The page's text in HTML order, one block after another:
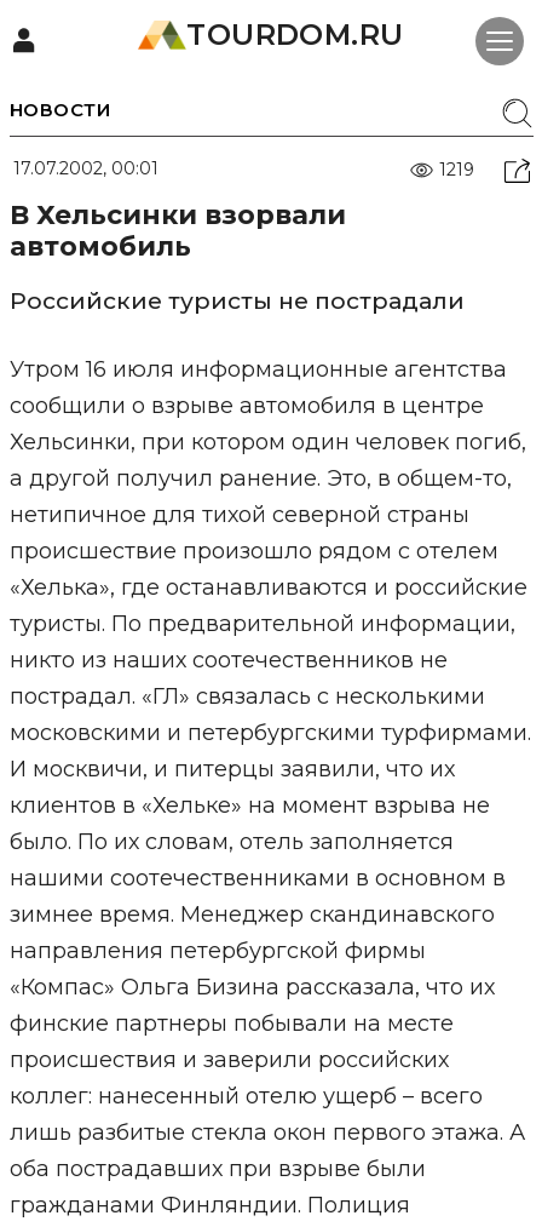
TOURDOM.RU
НОВОСТИ
17.07.2002, 00:01 1219
В Хельсинки взорвали
автомобиль
Российские туристы не пострадали
Утром 16 июля информационные агентства
сообщили о взрыве автомобиля в центре
Хельсинки, при котором один человек погиб,
а другой получил ранение. Это, в общем-то,
нетипичное для тихой северной страны
происшествие произошло рядом с отелем
«Хелька», где останавливаются и российские
туристы. По предварительной информации,
никто из наших соотечественников не
пострадал. «ГЛ» связалась с несколькими
московскими и петербургскими турфирмами.
И москвичи, и питерцы заявили, что их
клиентов в «Хельке» на момент взрыва не
было. По их словам, отель заполняется
нашими соотечественниками в основном в
зимнее время. Менеджер скандинавского
направления петербургской фирмы
«Компас» Ольга Бизина рассказала, что их
финские партнеры побывали на месте
происшествия и заверили российских
коллег: нанесенный отелю ущерб – всего
лишь разбитые стекла окон первого этажа. А
оба пострадавших при взрыве были
гражданами Финляндии. Полиция